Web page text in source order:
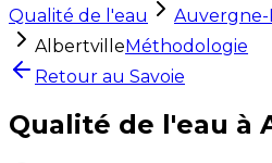
Qualité de l'eau Auvergne-
AlbertvilleMéthodologie
Retour au Savoie
Qualité de l'eau à